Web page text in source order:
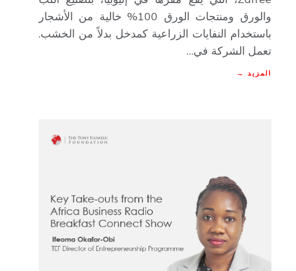
والورق ومنتجات الورق 100% خالية من الأشجار
باستخدام النفايات الزراعية كمدخل بدلاً من الخشب.
تعمل الشركة في…
المزيد →